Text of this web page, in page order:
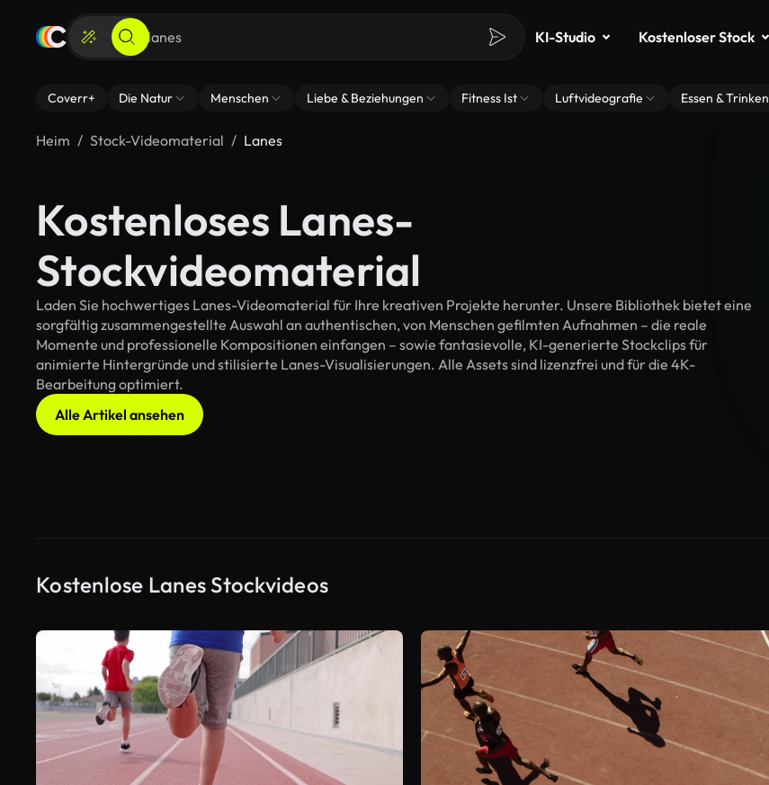
KI-Studio Kostenloser Stock
Coverr+ Die Natur Menschen Liebe & Beziehungen Fitness Ist Luftvideografie Essen & Trinken
Heim Stock-Videomaterial Lanes
Kostenloses Lanes-
Stockvideomaterial
Laden Sie hochwertiges Lanes-Videomaterial für Ihre kreativen Projekte herunter. Unsere Bibliothek bietet eine
sorgfältig zusammengestellte Auswahl an authentischen, von Menschen gefilmten Aufnahmen – die reale
Momente und professionelle Kompositionen einfangen – sowie fantasievolle, KI-generierte Stockclips für
animierte Hintergründe und stilisierte Lanes-Visualisierungen. Alle Assets sind lizenzfrei und für die 4K-
Bearbeitung optimiert.
Alle Artikel ansehen
Kostenlose Lanes Stockvideos